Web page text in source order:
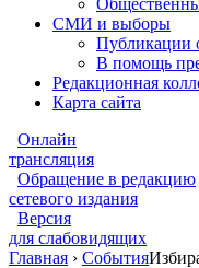
СМИ и выборы
Публикации
В помощь
Редакционная
Карта сайта
Онлайн
трансляция
Обращение в редакцию
сетевого издания
Версия
для слабовидящих
Главная › События